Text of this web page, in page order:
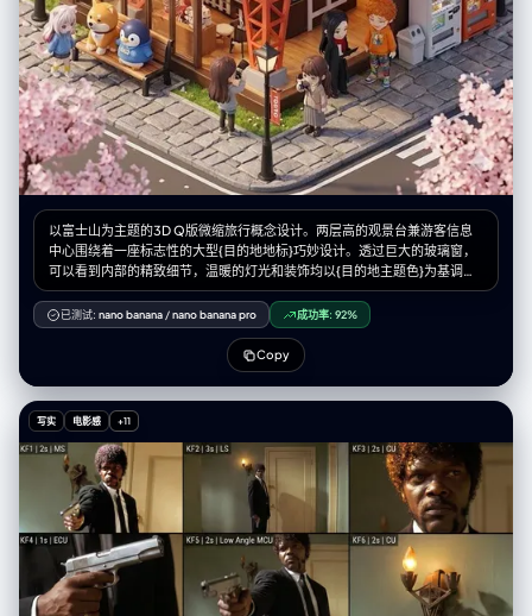
bathroom, lived-in, normal home", "lighting": "good vanity lighting
above mirror - bright, even, flattering but not studio" }, "vibe": {
"energy": "innocent face + sinful body = the whole game", "mood":
"just got ready for tennis but making content first, 'what?' expression
while wearing basically nothing", "contrast": "doe eyes + ass eating
the shorts = lethal", "caption_energy": "'tennis anyone? 🍌' or 'running
late oops'" } }
以富士山为主题的3D Q版微缩旅行概念设计。两层高的观景台兼游客信息
中心围绕着一座标志性的大型{目的地地标}巧妙设计。透过巨大的玻璃窗，
可以看到内部的精致细节，温暖的灯光和装饰均以{目的地主题色}为基调。
身着导游制服的微缩人物在空间中穿梭，而微缩游客则在此拍照休憩。长
椅、路灯、鹅卵石步道以及{当地自然景观和植物}环绕四周，营造出独特的
旅行体验。该设计采用Cinema 4D渲染，以微缩城市景观风格呈现，如同盲
盒玩具般精致的细节和柔和的灯光，唤起人们对悠闲午后旅途的美好感受。
微缩人物的摆放位置请参考随附的角色设定图。--ar 2:3
已测试: nano banana /nano banana pro 成功率: 92%
Copy
写实 电影感 +11